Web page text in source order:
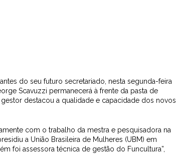
do seu futuro secretariado, nesta segunda-feira
Scavuzzi permanecerá à frente da pasta de
destacou a qualidade e capacidade dos novos
com o trabalho da mestra e pesquisadora na
a União Brasileira de Mulheres (UBM) em
foi assessora técnica de gestão do Funcultura”,